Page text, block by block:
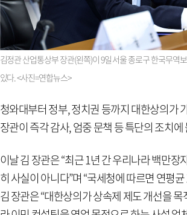
김정관 산업통상부 장관(왼쪽)이 9일 서울 종로구 한국무역
있다. <사진=연합뉴스>
청와대부터 정부, 정치권 등까지 대한상의가
장관이 즉각 감사, 엄중 문책 등 특단의 조치에
이날 김 장관은 “최근 1년 간 우리나라 백만
히 사실이 아니다”며 “국세청에 따르면 연평
김 장관은 “대한상의가 상속제 제도 개선을